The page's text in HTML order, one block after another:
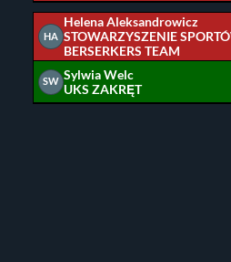
HA
Helena Aleksandrowicz
STOWARZYSZENIE
BERSERKERS TEAM
SW Sylwia Welc
UKS ZAKRĘT